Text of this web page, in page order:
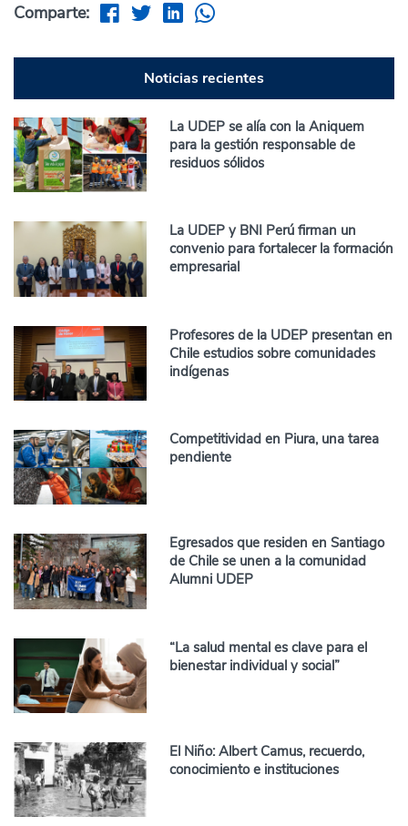
Comparte:
Noticias recientes
La UDEP se alía con la Aniquem
para la gestión responsable de
residuos sólidos
La UDEP y BNI Perú firman un
convenio para fortalecer la formación
empresarial
Profesores de la UDEP presentan en
Chile estudios sobre comunidades
indígenas
Competitividad en Piura, una tarea
pendiente
Egresados que residen en Santiago
de Chile se unen a la comunidad
Alumni UDEP
“La salud mental es clave para el
bienestar individual y social”
El Niño: Albert Camus, recuerdo,
conocimiento e instituciones